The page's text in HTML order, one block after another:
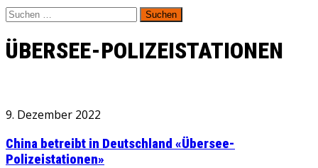
Suchen
nach:
ÜBERSEE-POLIZEISTATIONEN
9. Dezember 2022
China betreibt in Deutschland «Übersee-
Polizeistationen»